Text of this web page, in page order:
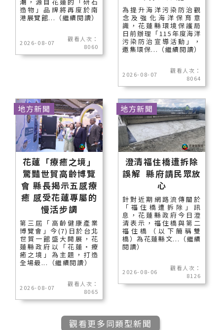
造物」品牌將再度於南
港展覽館...（繼續閱讀）
2026-08-07
觀看人次：
8060
為提升海洋污染防治觀
念及強化海洋保育意
識，花蓮縣環境保護局
日前辦理「115年度海洋
污染防治宣導活動」，
邀集環保...（繼續閱讀）
2026-08-07
觀看人次：
8064
花蓮「療癒之境」
驚豔世貿高齡博覽
會 縣長揭示五感療
癒 感受花蓮專屬的
慢活步調
第三屆「高齡健康產業
博覽會」今(7)日於台北
世貿一館盛大開展，花
蓮縣政府以「花蓮‧療
癒之境」為主題，打造
全場最...（繼續閱讀）
2026-08-07
觀看人次：
8065
地方新聞
澄清福住橋遭拆除
誤解 縣府請民眾放
心
針對近期網路流傳關於
「福住橋遭拆除」訊
息，花蓮縣政府今日澄
清表示，福住橋與第二
福住橋（以下簡稱雙
橋）為花蓮縣文...（繼續
閱讀）
2026-08-06
觀看人次：
8126
地方新聞
觀看更多同類型新聞